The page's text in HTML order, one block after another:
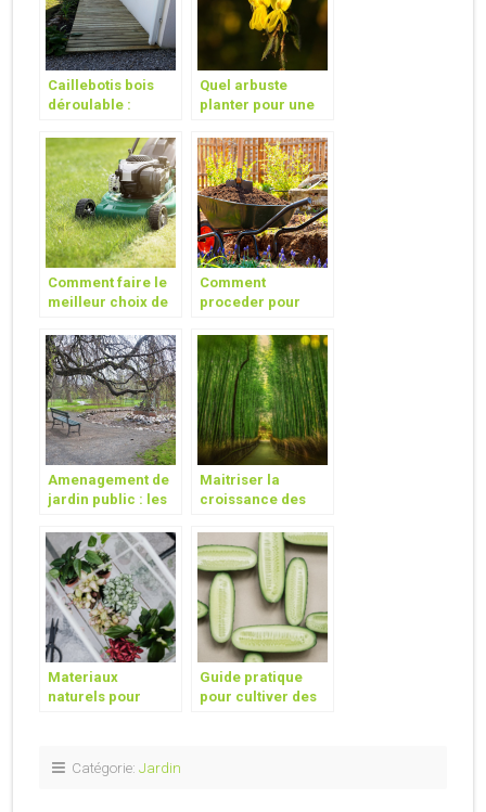
Caillebotis bois
déroulable :
Quel arbuste
planter pour une
dans votre jardin?
Comment faire le
meilleur choix de
du moment avec
un petit budget ?
Comment
proceder pour
efficacement son
potager ?
Amenagement de
jardin public : les
prevoir !
Maitriser la
croissance des
pour limiter les
rhizomes
envahissants
Materiaux
naturels pour
Guide pratique
pour cultiver des
Catégorie: Jardin